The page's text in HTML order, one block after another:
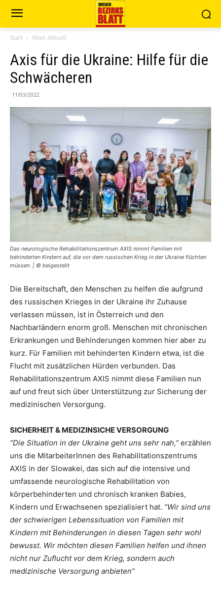
Start Wien Aktuell
Axis für die Ukraine: Hilfe für die
Schwächeren
11/03/2022
Das neurologische Rehabilitationszentrum AXIS nimmt Familien mit
behinderten Kindern auf, die vor dem russischen Krieg in der Ukraine flüchten
müssen. | © beigestellt
Die Bereitschaft, den Menschen zu helfen die aufgrund
des russischen Krieges in der Ukraine ihr Zuhause
verlassen müssen, ist in Österreich und den
Nachbarländern enorm groß. Menschen mit chronischen
Erkrankungen und Behinderungen kommen hier aber zu
kurz. Für Familien mit behinderten Kindern etwa, ist die
Flucht mit zusätzlichen Hürden verbunden. Das
Rehabilitationszentrum AXIS nimmt diese Familien nun
auf und freut sich über Unterstützung zur Sicherung der
medizinischen Versorgung.
SICHERHEIT & MEDIZINSICHE VERSORGUNG
“Die Situation in der Ukraine geht uns sehr nah,” erzählen
uns die MitarbeiterInnen des Rehabilitationszentrums
AXIS in der Slowakei, das sich auf die intensive und
umfassende neurologische Rehabilitation von
körperbehinderten und chronisch kranken Babies,
Kindern und Erwachsenen spezialisiert hat. “Wir sind uns
der schwierigen Lebenssituation von Familien mit
Kindern mit Behinderungen in diesen Tagen sehr wohl
bewusst. Wir möchten diesen Familien helfen und ihnen
nicht nur Zuflucht vor dem Krieg, sondern auch
medizinische Versorgung anbieten”